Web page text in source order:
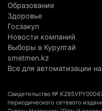
5 августа 2026 г. 12:32
Туриста с тяжелыми
горах Алматинской
5 августа 2026 г. 11:23
Хозяина собак, едва
трагедии
Образование
Здоровье
Госзакуп
Новости компаний
Выборы в Курултай
smetmen.kz
Все для автоматизации
Свидетельство №
периодического сетевого